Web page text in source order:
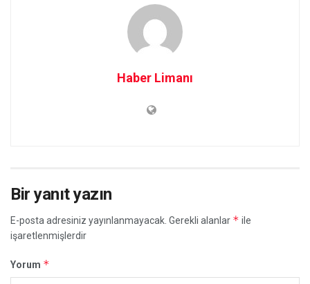
Haber Limanı
Bir yanıt yazın
E-posta adresiniz yayınlanmayacak. Gerekli alanlar * ile
işaretlenmişlerdir
Yorum *